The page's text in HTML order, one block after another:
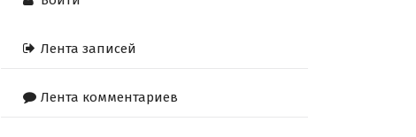
Лента записей
Лента комментариев